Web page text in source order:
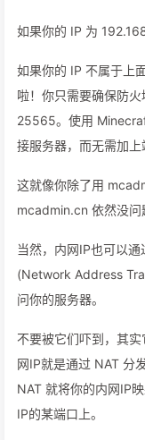
如果你的 IP 为
如果你的 IP 不属于上
啦！你只需要确保防
25565。使用
接服务器，而无需加上
这就像你除了用
mcadmin.cn 依然没问
当然，内网IP也可以
(Network Address
问你的服务器。
不要被它们吓到，其
网IP就是通过 NAT 分
NAT 就将你的内网IP
IP的某端口上。